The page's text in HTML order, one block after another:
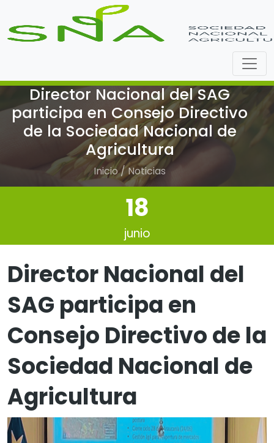
Director Nacional del SAG
participa en Consejo Directivo
de la Sociedad Nacional de
Agricultura
Inicio / Noticias
18
junio
Director Nacional del
SAG participa en
Consejo Directivo de la
Sociedad Nacional de
Agricultura